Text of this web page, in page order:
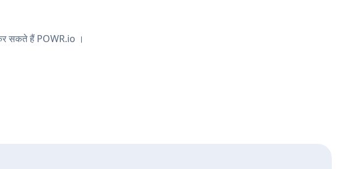
सकते हैंPOWR.io ।